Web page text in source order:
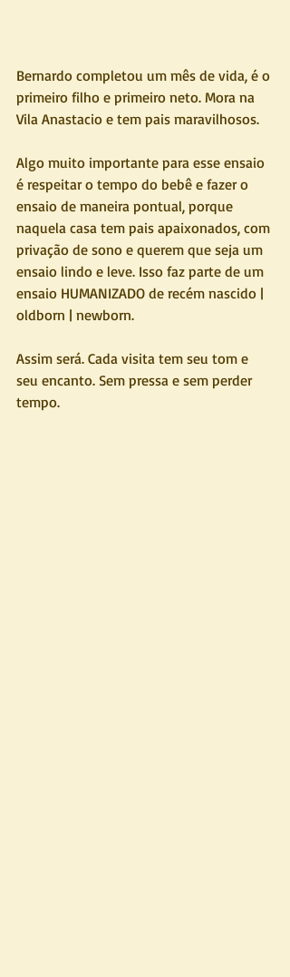
Bernardo completou um mês de vida, é o
primeiro filho e primeiro neto. Mora na
Vila Anastacio e tem pais maravilhosos.
Algo muito importante para esse ensaio
é respeitar o tempo do bebê e fazer o
ensaio de maneira pontual, porque
naquela casa tem pais apaixonados, com
privação de sono e querem que seja um
ensaio lindo e leve. Isso faz parte de um
ensaio HUMANIZADO de recém nascido |
oldborn | newborn.
Assim será. Cada visita tem seu tom e
seu encanto. Sem pressa e sem perder
tempo.